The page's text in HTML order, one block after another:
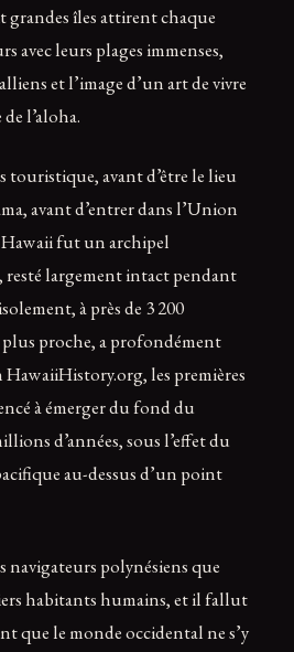
grandes îles attirent chaque
avec leurs plages immenses,
et l’image d’un art de vivre
l’aloha.
touristique, avant d’être le lieu
avant d’entrer dans l’Union
Hawaii fut un archipel
resté largement intact pendant
à près de 3 200
proche, a profondément
les premières
à émerger du fond du
d’années, sous l’effet du
au-dessus d’un point
navigateurs polynésiens que
habitants humains, et il fallut
que le monde occidental ne s’y